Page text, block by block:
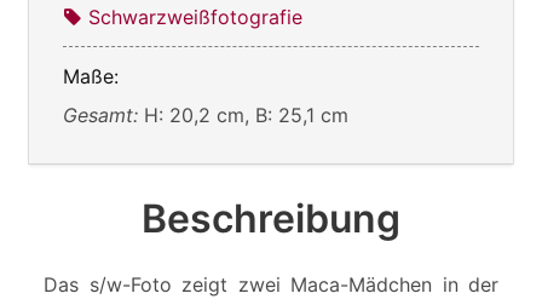
Schwarzweißfotografie
Maße:
Gesamt: H: 20,2 cm, B: 25,1 cm
Beschreibung
Das s/w-Foto zeigt zwei Maca-Mädchen in der